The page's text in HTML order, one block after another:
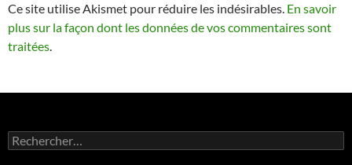
Ce site utilise Akismet pour réduire les indésirables. En savoir
plus sur la façon dont les données de vos commentaires sont
traitées.
Rechercher :